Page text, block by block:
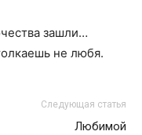
зашли…
не любя.
Следующая статья
Любимой